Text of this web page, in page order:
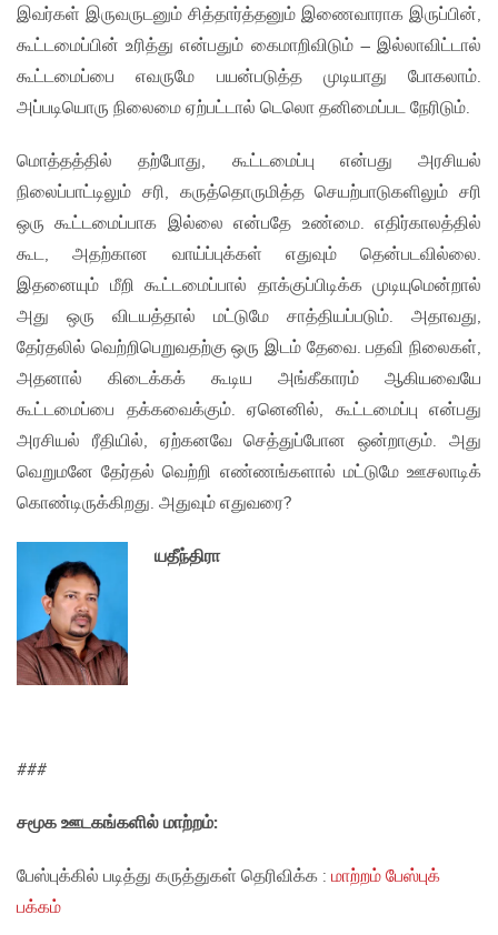
இவர்கள் இருவருடனும் சித்தார்த்தனும் இணைவாராக இருப்பின்,
கூட்டமைப்பின் உரித்து என்பதும் கைமாறிவிடும் – இல்லாவிட்டால்
கூட்டமைப்பை எவருமே பயன்படுத்த முடியாது போகலாம்.
அப்படியொரு நிலைமை ஏற்பட்டால் டெலொ தனிமைப்பட நேரிடும்.
மொத்தத்தில் தற்போது, கூட்டமைப்பு என்பது அரசியல்
நிலைப்பாட்டிலும் சரி, கருத்தொருமித்த செயற்பாடுகளிலும் சரி
ஒரு கூட்டமைப்பாக இல்லை என்பதே உண்மை. எதிர்காலத்தில்
கூட, அதற்கான வாய்ப்புக்கள் எதுவும் தென்படவில்லை.
இதனையும் மீறி கூட்டமைப்பால் தாக்குப்பிடிக்க முடியுமென்றால்
அது ஒரு விடயத்தால் மட்டுமே சாத்தியப்படும். அதாவது,
தேர்தலில் வெற்றிபெறுவதற்கு ஒரு இடம் தேவை. பதவி நிலைகள்,
அதனால் கிடைக்கக் கூடிய அங்கீகாரம் ஆகியவையே
கூட்டமைப்பை தக்கவைக்கும். ஏனெனில், கூட்டமைப்பு என்பது
அரசியல் ரீதியில், ஏற்கனவே செத்துப்போன ஒன்றாகும். அது
வெறுமனே தேர்தல் வெற்றி எண்ணங்களால் மட்டுமே ஊசலாடிக்
கொண்டிருக்கிறது. அதுவும் எதுவரை?
யதீந்திரா
###
சமூக ஊடகங்களில் மாற்றம்:
பேஸ்புக்கில் படித்து கருத்துகள் தெரிவிக்க : மாற்றம் பேஸ்புக்
பக்கம்